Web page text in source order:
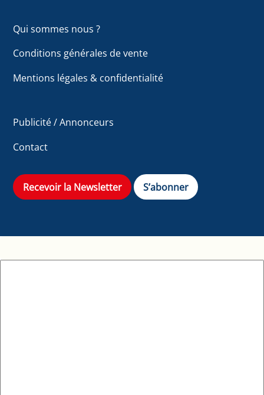
Qui sommes nous ?
Conditions générales de vente
Mentions légales & confidentialité
Publicité / Annonceurs
Contact
Recevoir la Newsletter S’abonner